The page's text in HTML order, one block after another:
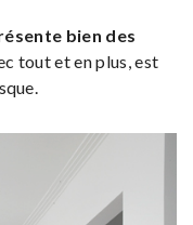
bien des
tout et en plus, est